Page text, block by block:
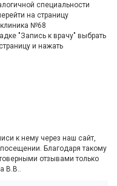
специальности
на страницу
№68
"Запись к врачу" выбрать
и нажать
к нему через наш сайт,
Благодаря такому
отзывами только
В.В..